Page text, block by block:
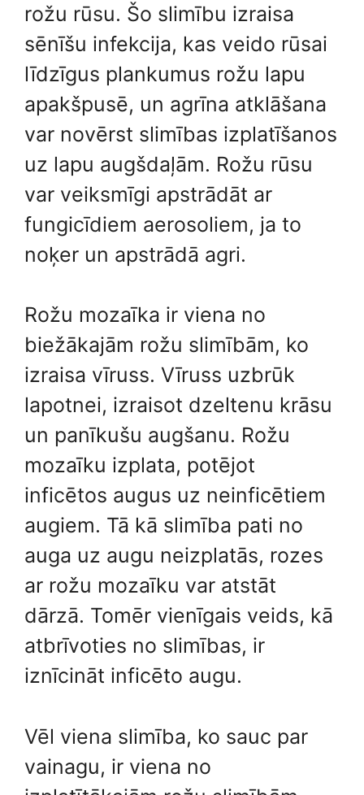
rožu rūsu. Šo slimību izraisa
sēnīšu infekcija, kas veido rūsai
līdzīgus plankumus rožu lapu
apakšpusē, un agrīna atklāšana
var novērst slimības izplatīšanos
uz lapu augšdaļām. Rožu rūsu
var veiksmīgi apstrādāt ar
fungicīdiem aerosoliem, ja to
noķer un apstrādā agri.
Rožu mozaīka ir viena no
biežākajām rožu slimībām, ko
izraisa vīruss. Vīruss uzbrūk
lapotnei, izraisot dzeltenu krāsu
un panīkušu augšanu. Rožu
mozaīku izplata, potējot
inficētos augus uz neinficētiem
augiem. Tā kā slimība pati no
auga uz augu neizplatās, rozes
ar rožu mozaīku var atstāt
dārzā. Tomēr vienīgais veids, kā
atbrīvoties no slimības, ir
iznīcināt inficēto augu.
Vēl viena slimība, ko sauc par
vainagu, ir viena no